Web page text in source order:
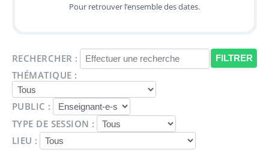
Pour retrouver l’ensemble des dates.
RECHERCHER :
THÉMATIQUE :
PUBLIC :
TYPE DE SESSION :
LIEU :